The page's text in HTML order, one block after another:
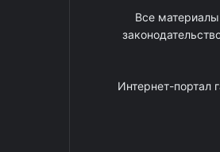
Все материалы
Интернет-